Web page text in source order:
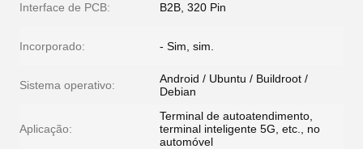
Interface de PCB: B2B, 320 Pin
Incorporado: - Sim, sim.
Sistema operativo:
Android / Ubuntu / Buildroot /
Debian
Aplicação:
Terminal de autoatendimento,
terminal inteligente 5G, etc., no
automóvel